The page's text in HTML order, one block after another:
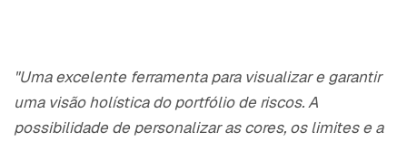
"Uma excelente ferramenta para visualizar e garantir
uma visão holística do portfólio de riscos. A
possibilidade de personalizar as cores, os limites e a